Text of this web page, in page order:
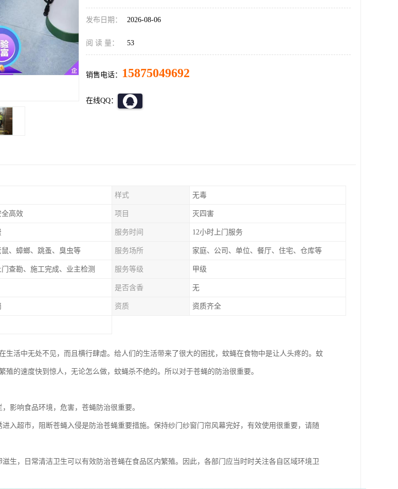
发布日期： 2026-08-06
阅 读 量： 53
销售电话： 15875049692
在线QQ：
样式 无毒
高效 项目 灭四害
服务时间 12小时上门服务
、蟑螂、跳蚤、臭虫等 服务场所 家庭、公司、单位、餐厅、住宅、仓库等
查勘、施工完成、业主检测 服务等级 甲级
是否含香 无
资质 资质齐全
生活中无处不见，而且横行肆虐。给人们的生活带来了很大的困扰，蚊蝇在食物中是让人头疼的。蚊
殖的速度快到惊人，无论怎么做，蚊蝇杀不绝的。所以对于苍蝇的防治很重要。
影响食品环境，危害，苍蝇防治很重要。
入超市，阻断苍蝇入侵是防治苍蝇重要措施。保持纱门纱窗门帘风幕完好，有效使用很重要，请随
生，日常清洁卫生可以有效防治苍蝇在食品区内繁殖。因此，各部门应当时时关注各自区域环境卫